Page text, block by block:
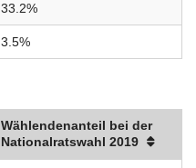
33.2%
3.5%
Wählendenanteil bei der
Nationalratswahl 2019